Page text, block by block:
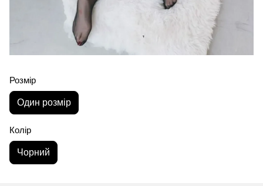
Розмір
Один розмір
Колір
Чорний